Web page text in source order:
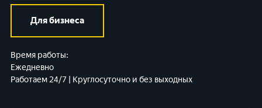
Для бизнеса
Время работы:
Ежедневно
Работаем 24/7 | Круглосуточно и без выходных